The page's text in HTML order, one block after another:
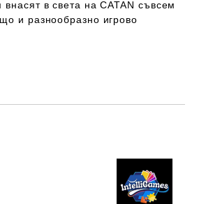
в света на CATAN съвсем
и разнообразно игрово